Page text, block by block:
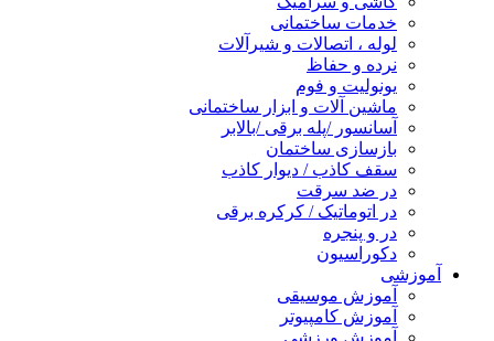
خدمات ساختمانی
لوله ، اتصالات و شیرآلات
نرده و حفاظ
یونولیت و فوم
ماشین آلات و ابزار ساختمانی
آسانسور /پله برقی /بالابر
بازسازی ساختمان
سقف کاذب / دیوار کاذب
در ضد سرقت
در اتوماتیک / کرکره برقی
در و پنجره
دکوراسیون
آموزشی
آموزش موسیقی
آموزش کامپیوتر